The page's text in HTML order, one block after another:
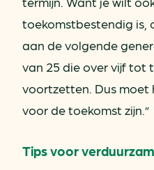
toekomstbestendig is,
aan de volgende
van 25 die over vijf tot
voortzetten. Dus moet
voor de toekomst zijn.”
Tips voor